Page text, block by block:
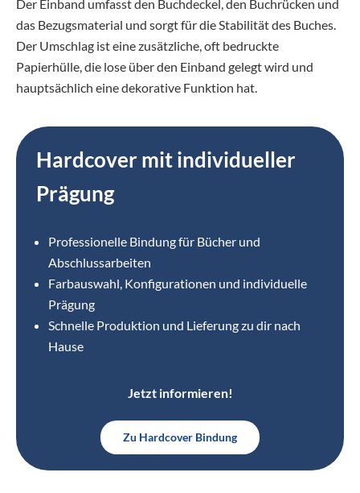
Der Einband umfasst den Buchdeckel, den Buchrücken und
das Bezugsmaterial und sorgt für die Stabilität des Buches.
Der Umschlag ist eine zusätzliche, oft bedruckte
Papierhülle, die lose über den Einband gelegt wird und
hauptsächlich eine dekorative Funktion hat.
Hardcover mit individueller
Prägung
Professionelle Bindung für Bücher und
Abschlussarbeiten
Farbauswahl, Konfigurationen und individuelle
Prägung
Schnelle Produktion und Lieferung zu dir nach
Hause
Jetzt informieren!
Zu Hardcover Bindung